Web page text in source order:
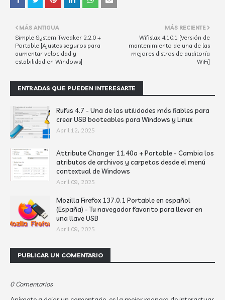
MÁS RECIENTE
Wifislax 4.10.1 [Versión de
mantenimiento de una de las
mejores distros de auditoría
WiFi]
MÁS ANTIGUA
Simple System Tweaker 2.2.0 +
Portable [Ajustes seguros para
aumentar velocidad y
estabilidad en Windows]
ENTRADAS QUE PUEDEN INTERESARTE
Rufus 4.7 - Una de las utilidades más fiables para
crear USB booteables para Windows y Linux
April 12, 2025
Attribute Changer 11.40a + Portable - Cambia los
atributos de archivos y carpetas desde el menú
contextual de Windows
April 09, 2025
Mozilla Firefox 137.0.1 Portable en español
(España) - Tu navegador favorito para llevar en
una llave USB
April 09, 2025
PUBLICAR UN COMENTARIO
0 Comentarios